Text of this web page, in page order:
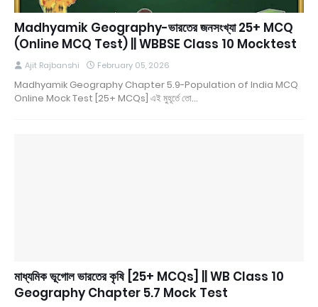
Madhyamik Geography-ভারতের জনসংখ্যা 25+ MCQ
(Online MCQ Test) || WBBSE Class 10 Mocktest
Ajit Rajbanshi February 05, 2026
Madhyamik Geography Chapter 5.9-Population of India MCQ
Online Mock Test [25+ MCQs] এই মুহূর্তে তো…
মাধ্যমিক ভূগোল ভারতের কৃষি [25+ MCQs] || WB Class 10
Geography Chapter 5.7 Mock Test